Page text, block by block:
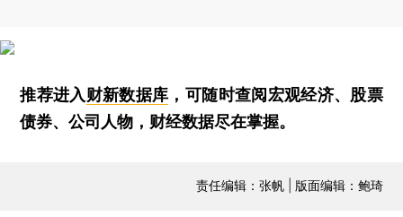
推荐进入财新数据库 ，可随时查阅宏观经济、股票
债券、公司人物，财经数据尽在掌握。
责任编辑：张帆 | 版面编辑：鲍琦